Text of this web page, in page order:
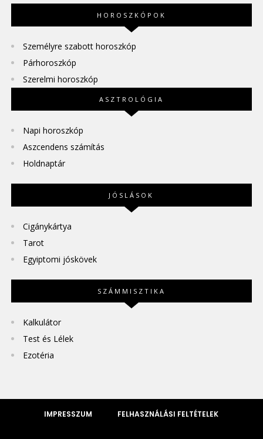
HOROSZKÓPOK
Személyre szabott horoszkóp
Párhoroszkóp
Szerelmi horoszkóp
ASZTROLÓGIA
Napi horoszkóp
Aszcendens számítás
Holdnaptár
JÓSLÁSOK
Cigánykártya
Tarot
Egyiptomi jóskövek
SZÁMMISZTIKA
Kalkulátor
Test és Lélek
Ezotéria
IMPRESSZUM FELHASZNÁLÁSI FELTÉTELEK